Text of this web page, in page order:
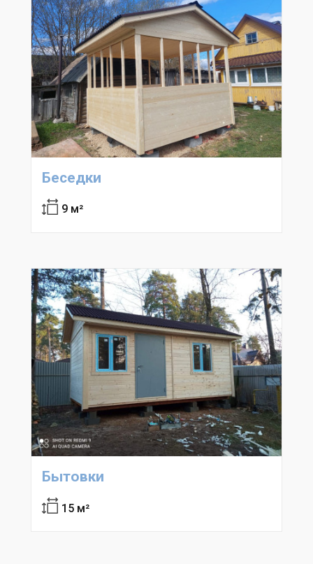
Беседки
9 м²
Бытовки
15 м²